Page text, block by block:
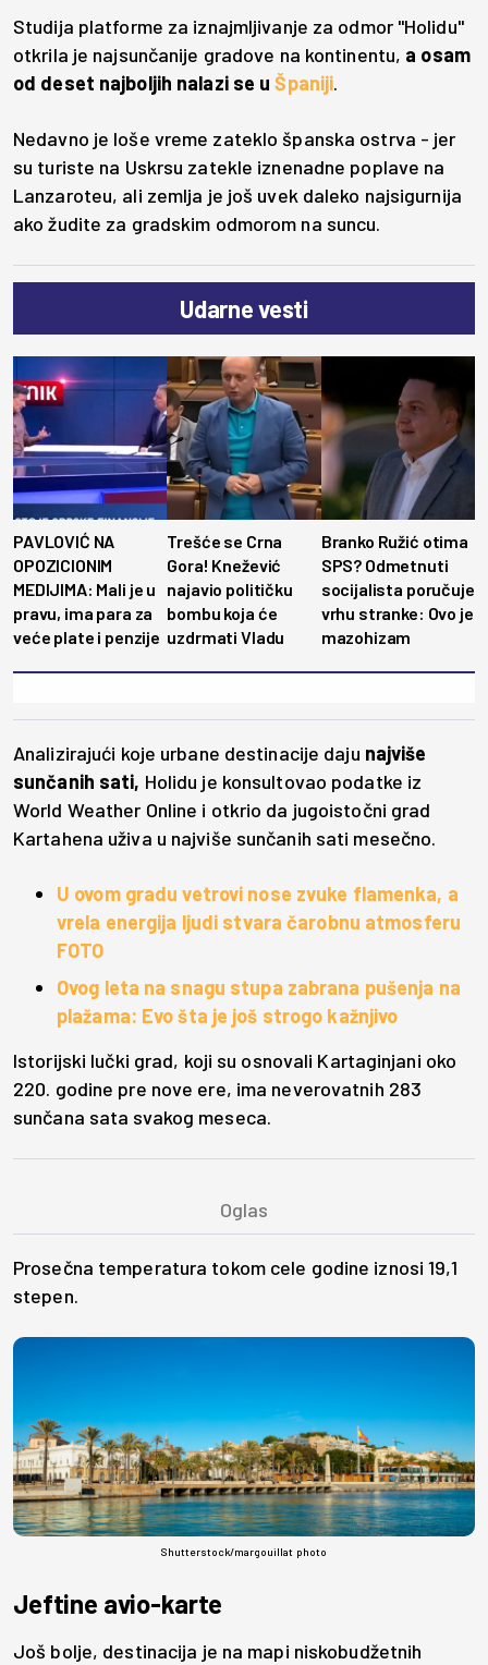
Studija platforme za iznajmljivanje za odmor "Holidu"
otkrila je najsunčanije gradove na kontinentu, a osam
od deset najboljih nalazi se uŠpaniji.
Nedavno je loše vreme zateklo španska ostrva - jer
su turiste na Uskrsu zatekle iznenadne poplave na
Lanzaroteu, ali zemlja je još uvek daleko najsigurnija
ako žudite za gradskim odmorom na suncu.
Udarne vesti
PAVLOVIĆ NA
OPOZICIONIM
MEDIJIMA: Mali je u
pravu, ima para za
veće plate i penzije
Trešće se Crna
Gora! Knežević
najavio političku
bombu koja će
uzdrmati Vladu
Branko Ružić otima
SPS? Odmetnuti
socijalista poručuje
vrhu stranke: Ovo je
mazohizam
Analizirajući koje urbane destinacije daju najviše
sunčanih sati, Holidu je konsultovao podatke iz
World Weather Online i otkrio da jugoistočni grad
Kartahena uživa u najviše sunčanih sati mesečno.
U ovom gradu vetrovi nose zvuke flamenka, a
vrela energija ljudi stvara čarobnu atmosferu
FOTO
Ovog leta na snagu stupa zabrana pušenja na
plažama: Evo šta je još strogo kažnjivo
Istorijski lučki grad, koji su osnovali Kartaginjani oko
220. godine pre nove ere, ima neverovatnih 283
sunčana sata svakog meseca.
Prosečna temperatura tokom cele godine iznosi 19,1
stepen.
Shutterstock/margouillat photo
Jeftine avio-karte
Još bolje, destinacija je na mapi niskobudžetnih